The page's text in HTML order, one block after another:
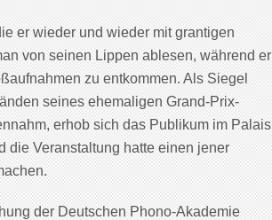
er wieder und wieder mit grantigen
von seinen Lippen ablesen, während er
zu entkommen. Als Siegel
seines ehemaligen Grand-Prix-
erhob sich das Publikum im Palais
die Veranstaltung hatte einen jener
der Deutschen Phono-Akademie